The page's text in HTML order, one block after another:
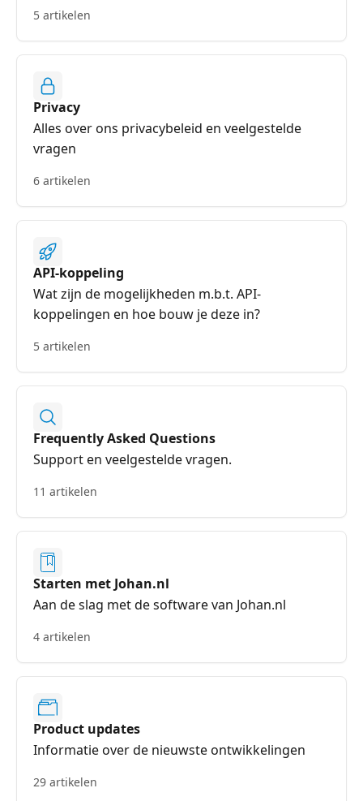
5 artikelen
Privacy
Alles over ons privacybeleid en veelgestelde
vragen
6 artikelen
API-koppeling
Wat zijn de mogelijkheden m.b.t. API-
koppelingen en hoe bouw je deze in?
5 artikelen
Frequently Asked Questions
Support en veelgestelde vragen.
11 artikelen
Starten met Johan.nl
Aan de slag met de software van Johan.nl
4 artikelen
Product updates
Informatie over de nieuwste ontwikkelingen
29 artikelen